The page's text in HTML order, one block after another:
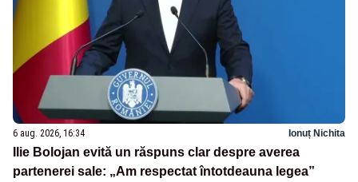
6 aug. 2026, 16:34 Ionuț Nichita
Ilie Bolojan evită un răspuns clar despre averea
partenerei sale: „Am respectat întotdeauna legea”